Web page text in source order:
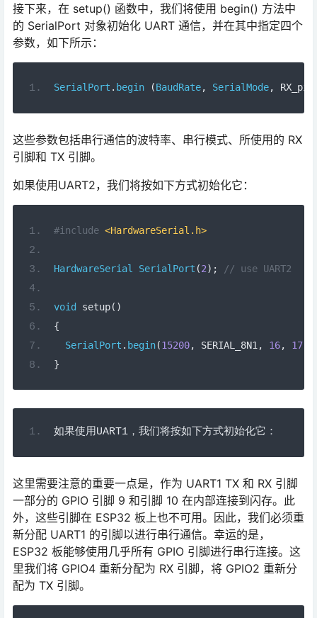
接下来，在 setup() 函数中，我们将使用 begin() 方法中
的 SerialPort 对象初始化 UART 通信，并在其中指定四个
参数，如下所示：
SerialPort . begin (BaudRate, SerialMode, RX_pin
这些参数包括串行通信的波特率、串行模式、所使用的 RX
引脚和 TX 引脚。
如果使用UART2，我们将按如下方式初始化它：
#include <HardwareSerial.h>
HardwareSerial SerialPort (2); // use UART2
void setup()
{
SerialPort . begin(15200, SERIAL_8N1 , 16, 17);
}
如果使用UART1，我们将按如下方式初始化它：
这里需要注意的重要一点是，作为 UART1 TX 和 RX 引脚
一部分的 GPIO 引脚 9 和引脚 10 在内部连接到闪存。此
外，这些引脚在 ESP32 板上也不可用。因此，我们必须重
新分配 UART1 的引脚以进行串行通信。幸运的是，
ESP32 板能够使用几乎所有 GPIO 引脚进行串行连接。这
里我们将 GPIO4 重新分配为 RX 引脚，将 GPIO2 重新分
配为 TX 引脚。